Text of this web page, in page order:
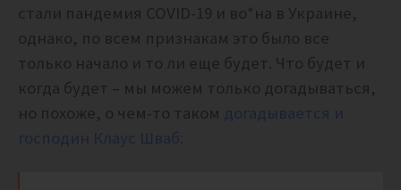
стали пандемия COVID-19 и во*на в Украине,
однако, по всем признакам это было все
только начало и то ли еще будет. Что будет и
когда будет – мы можем только догадываться,
но похоже, о чем-то таком догадывается и
господин Клаус Шваб: